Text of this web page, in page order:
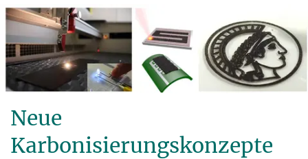
Neue
Karbonisierungskonzepte